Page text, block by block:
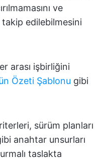
ve
edilebilmesini
arası işbirliğini
Özeti Şablonu gibi
sürüm planları
anahtar unsurları
taslakta